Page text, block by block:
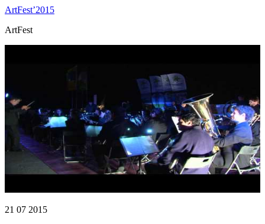
ArtFest’2015
ArtFest
21 07 2015